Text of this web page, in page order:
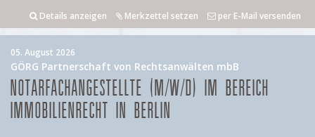
Details anzeigen Merkzettel setzen per E-Mail versenden
05. August 2026
GÖRG Partnerschaft von Rechtsanwälten mbB
NOTARFACHANGESTELLTE (M/W/D) IM BEREICH
IMMOBILIENRECHT IN BERLIN